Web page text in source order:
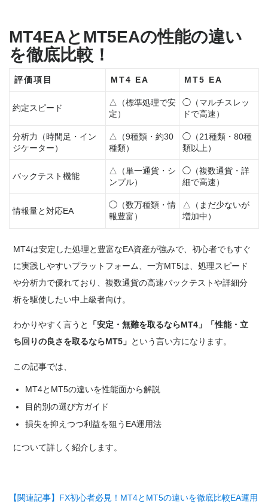
MT4EAとMT5EAの性能の違い
を徹底比較！
評価項目 MT4 EA MT5 EA
約定スピード
△（標準処理で安
定）
◯（マルチスレッ
ドで高速）
分析力（時間足・イン
ジケーター）
△（9種類・約30
種類）
◯（21種類・80種
類以上）
バックテスト機能
△（単一通貨・シ
ンプル）
◯（複数通貨・詳
細で高速）
情報量と対応EA
◯（数万種類・情
報豊富）
△（まだ少ないが
増加中）
MT4は安定した処理と豊富なEA資産が強みで、初心者でもすぐ
に実践しやすいプラットフォーム、一方MT5は、処理スピード
や分析力で優れており、複数通貨の高速バックテストや詳細分
析を駆使したい中上級者向け。
わかりやすく言うと
「安定・無難を取るならMT4」「性能・立
ち回りの良さを取るならMT5」 という言い方になります。
この記事では、
MT4とMT5の違いを性能面から解説
目的別の選び方ガイド
損失を抑えつつ利益を狙うEA運用法
について詳しく紹介します。
【関連記事】FX初心者必見！MT4とMT5の違いを徹底比較EA運用